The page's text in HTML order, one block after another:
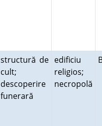
structură de
cult;
descoperire
funerară
edificiu
religios;
necropolă